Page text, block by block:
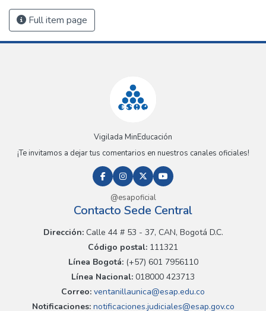
Full item page
Vigilada MinEducación
¡Te invitamos a dejar tus comentarios en nuestros canales oficiales!
@esapoficial
Contacto Sede Central
Dirección:Calle 44 # 53 - 37, CAN, Bogotá D.C.
Código postal: 111321
Línea Bogotá:(+57) 601 7956110
Línea Nacional: 018000 423713
Correo: ventanillaunica@esap.edu.co
Notificaciones:notificaciones.judiciales@esap.gov.co